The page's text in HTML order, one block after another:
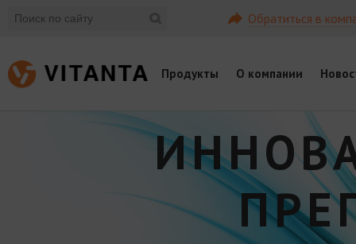
Обратиться в
Продукты О компании